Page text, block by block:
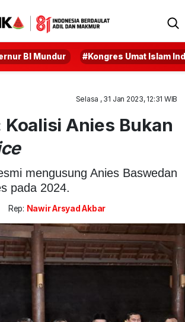
BI Mundur #Kongres Umat Islam
Selasa , 31 Jan 2023, 12:31 WIB
Koalisi Anies Bukan
mengusung Anies Baswedan
pada 2024.
Rep: Nawir Arsyad Akbar